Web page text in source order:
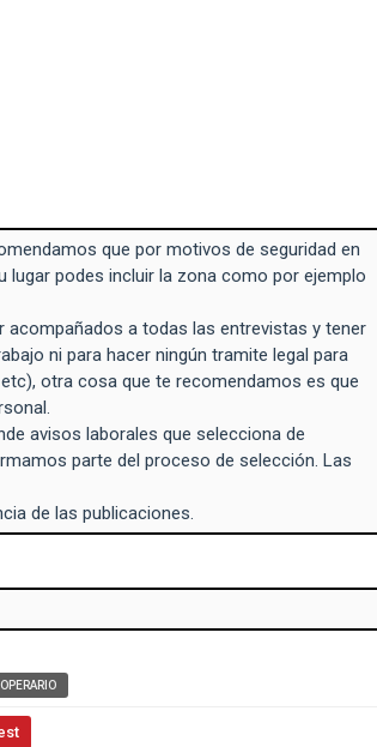
que por motivos de seguridad en
lugar podes incluir la zona como por ejemplo
acompañados a todas las entrevistas y tener
ni para hacer ningún tramite legal para
otra cosa que te recomendamos es que
avisos laborales que selecciona de
parte del proceso de selección. Las
de las publicaciones.
OPERARIO